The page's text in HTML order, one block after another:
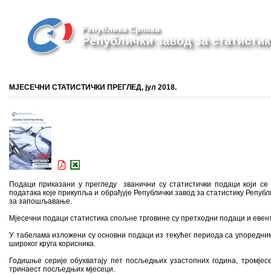
Република Српска
Републички завод за
МЈЕСЕЧНИ СТАТИСТИЧКИ ПРЕГЛЕД, јул 2018.
Подаци приказани у прегледу званични су статистички подаци који
података које прикупља и обрађује Републички завод за статистику
за запошљавање.
Мјесечни подаци статистика спољне трговине су претходни подаци и
У табелама изложени су основни подаци из текућег периода са
широког круга корисника.
Годишње серије обухватају пет посљедњих узастопних година,
тринаест посљедњих мјесеци.